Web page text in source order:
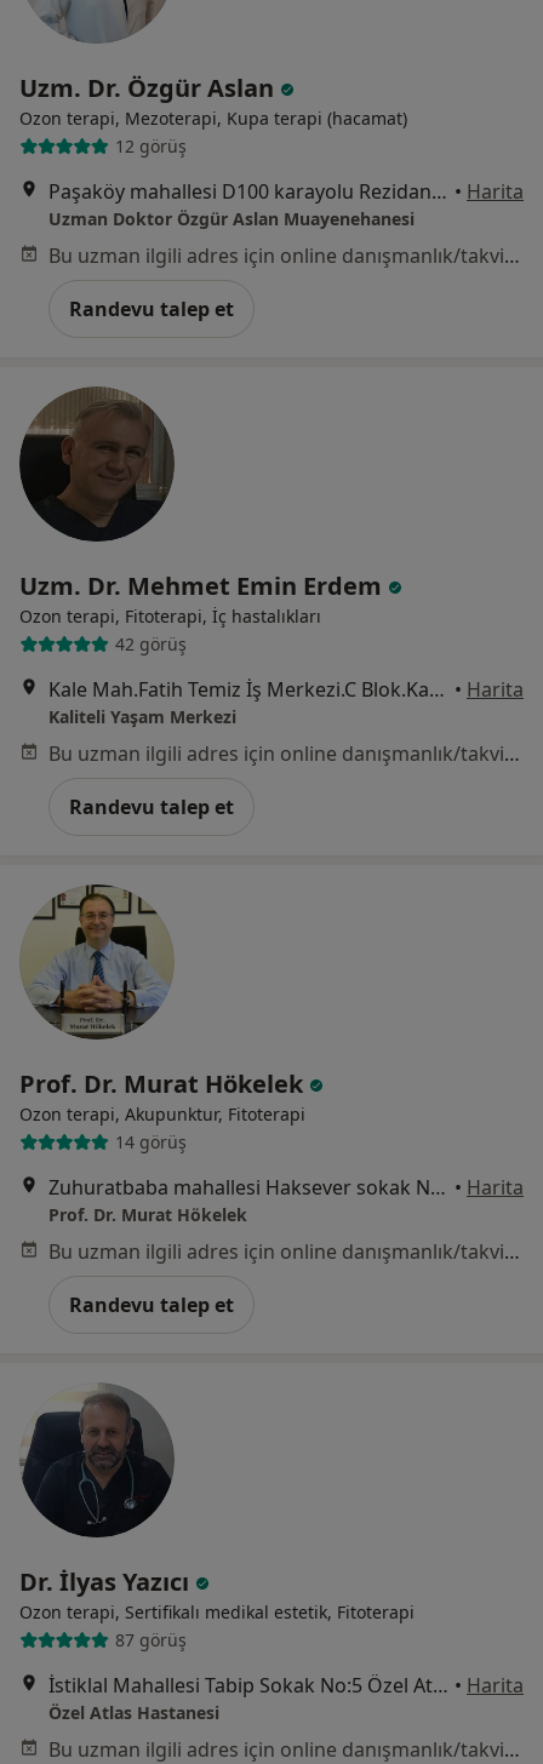
Uzm. Dr. Özgür Aslan
Ozon terapi, Mezoterapi, Kupa terapi (hacamat)
12 görüş
Paşaköy mahallesi D100 karayolu Rezidans 14 B blok kat 8 B43, Bolu • Harita
Uzman Doktor Özgür Aslan Muayenehanesi
Bu uzman ilgili adres için online danışmanlık/takvim sunmuyor.
Randevu talep et
Uzm. Dr. Mehmet Emin Erdem
Ozon terapi, Fitoterapi, İç hastalıkları
42 görüş
Kale Mah.Fatih Temiz İş Merkezi.C Blok.Kat 1.Daire 1 Ilkadim, Samsun • Harita
Kaliteli Yaşam Merkezi
Bu uzman ilgili adres için online danışmanlık/takvim sunmuyor.
Randevu talep et
Prof. Dr. Murat Hökelek
Ozon terapi, Akupunktur, Fitoterapi
14 görüş
Zuhuratbaba mahallesi Haksever sokak No: 8 Kat: 4 Da: 15 Bakırköy / İstanbul, İstanbul • Harita
Prof. Dr. Murat Hökelek
Bu uzman ilgili adres için online danışmanlık/takvim sunmuyor.
Randevu talep et
Dr. İlyas Yazıcı
Ozon terapi, Sertifikalı medikal estetik, Fitoterapi
87 görüş
İstiklal Mahallesi Tabip Sokak No:5 Özel Atlas Hastanesi, Ümraniye • Harita
Özel Atlas Hastanesi
Bu uzman ilgili adres için online danışmanlık/takvim sunmuyor.